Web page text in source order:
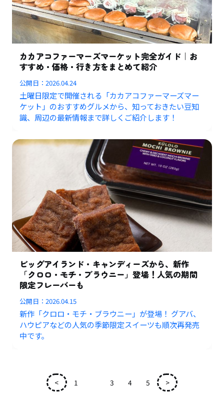
カカアコファーマーズマーケット完全ガイド｜お
すすめ・価格・行き方をまとめて紹介
公開日：2026.04.24
土曜日限定で開催される「カカアコファーマーズマー
ケット」のおすすめグルメから、知っておきたい豆知
識、周辺の最新情報まで詳しくご紹介します！
ビッグアイランド・キャンディーズから、新作
「クロロ・モチ・ブラウニー」登場！人気の期間
限定フレーバーも
公開日：2026.04.15
新作「クロロ・モチ・ブラウニー」が登場！ グアバ、
ハウピアなどの人気の季節限定スイーツも順次再発売
中です。
< 1 3 4 5 >